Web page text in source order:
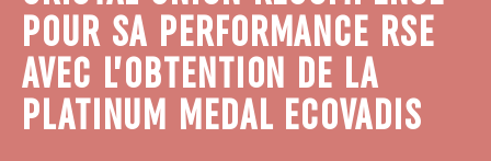
POUR SA PERFORMANCE RSE
AVEC L’OBTENTION DE LA
PLATINUM MEDAL ECOVADIS